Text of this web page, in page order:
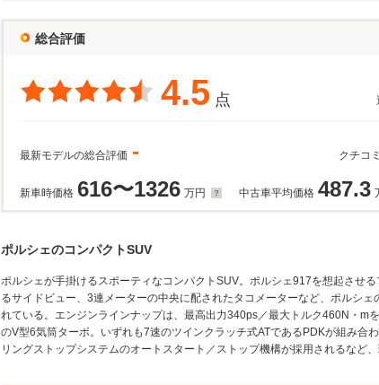
総合評価
4.5 点
最新モデルの総合評価 - クチコ
新車時価格 616〜1326 万円 中古車平均価格 487.3
ポルシェのコンパクトSUV
ポルシェが手掛けるスポーティなコンパクトSUV。ポルシェ917を想起させ
るサイドビュー、3連メーターの中央に配されたタコメーターなど、ポルシ
れている。エンジンラインナップは、最高出力340ps／最大トルク460N・m
のV型6気筒ターボ。いずれも7速のツインクラッチ式ATであるPDKが組み合
リングストップシステムのオートスタート／ストップ機構が採用されるなど